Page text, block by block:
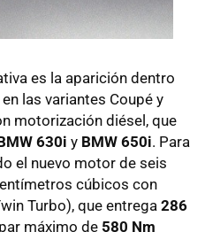
es la aparición dentro
en las variantes Coupé y
motorización diésel, que
630i y BMW 650i. Para
el nuevo motor de seis
cúbicos con
Turbo), que entrega286
máximo de 580 Nm